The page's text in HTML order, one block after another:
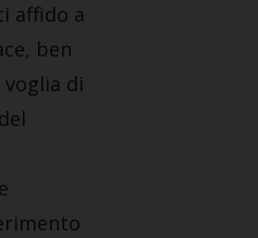
affido a
ben
di